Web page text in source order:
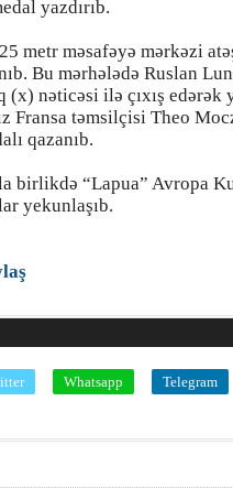
yazdırıb.
metr məsafəyə mərkəzi
Bu mərhələdə Ruslan
(x) nəticəsi ilə çıxış edərək
Fransa təmsilçisi Theo
qazanıb.
birlikdə “Lapua” Avropa
yekunlaşıb.
Whatsapp Telegram